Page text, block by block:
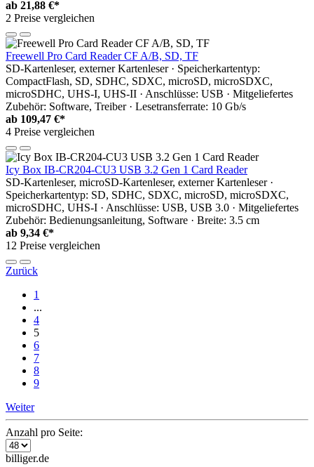
ab 21,88 €*
2 Preise vergleichen
Freewell Pro Card Reader CF A/B, SD, TF
SD-Kartenleser, externer Kartenleser · Speicherkartentyp:
CompactFlash, SD, SDHC, SDXC, microSD, microSDXC,
microSDHC, UHS-I, UHS-II · Anschlüsse: USB · Mitgeliefertes
Zubehör: Software, Treiber · Lesetransferrate: 10 Gb/s
ab 109,47 €*
4 Preise vergleichen
Icy Box IB-CR204-CU3 USB 3.2 Gen 1 Card Reader
SD-Kartenleser, microSD-Kartenleser, externer Kartenleser ·
Speicherkartentyp: SD, SDHC, SDXC, microSD, microSDXC,
microSDHC, UHS-I · Anschlüsse: USB, USB 3.0 · Mitgeliefertes
Zubehör: Bedienungsanleitung, Software · Breite: 3.5 cm
ab 9,34 €*
12 Preise vergleichen
Zurück
1
...
4
5
6
7
8
9
Weiter
Anzahl pro Seite:
billiger.de